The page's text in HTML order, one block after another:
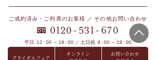
ご成約済み・ご列席のお客様 ／ その他お問い合わせ
0120 - 531 - 670
平日 12 : 00 ～ 19 : 00 ／ 土日祝 9 : 00 ～ 19 : 00
※祝日を除く火曜・水曜定休
ブライダルフェア
オンライン
お問い合わせ